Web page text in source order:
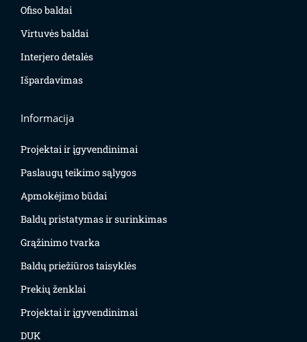
Ofiso baldai
Virtuvės baldai
Interjero detalės
Išpardavimas
Informacija
Projektai ir įgyvendinimai
Paslaugų teikimo sąlygos
Apmokėjimo būdai
Baldų pristatymas ir surinkimas
Grąžinimo tvarka
Baldų priežiūros taisyklės
Prekių ženklai
Projektai ir įgyvendinimai
DUK